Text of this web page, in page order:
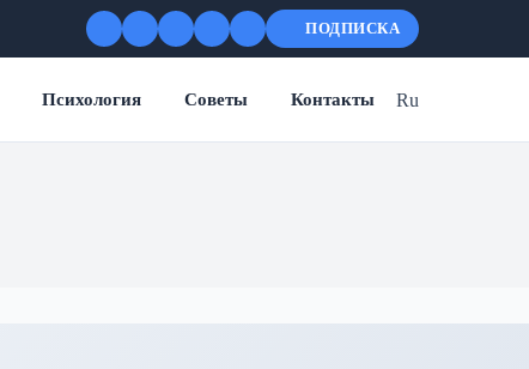
ПОДПИСКА
Психология Советы Контакты Ru